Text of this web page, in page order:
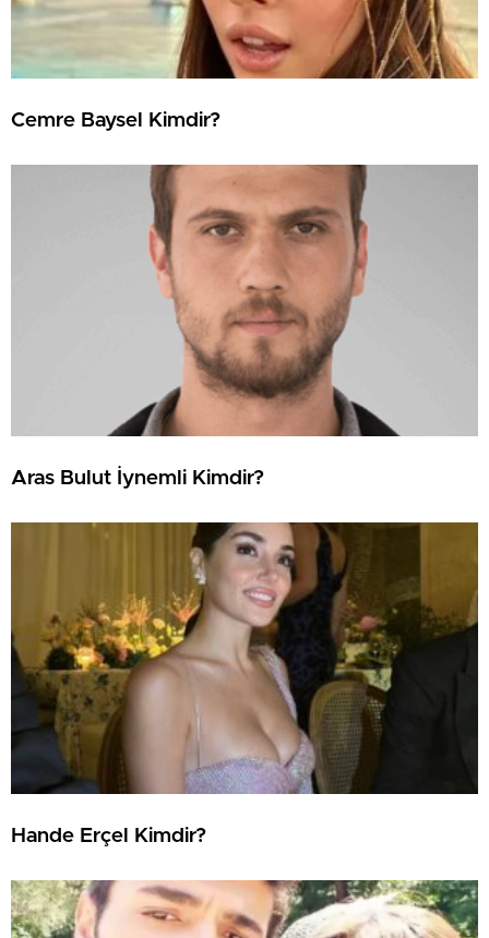
Cemre Baysel Kimdir?
Aras Bulut İynemli Kimdir?
Hande Erçel Kimdir?